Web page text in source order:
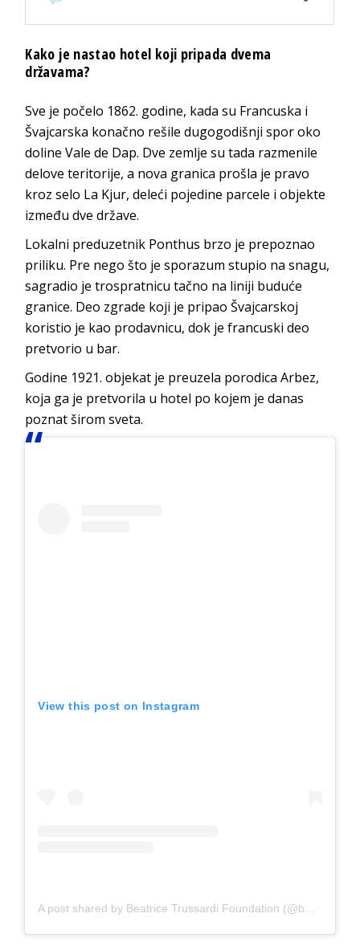
Kako je nastao hotel koji pripada dvema
državama?
Sve je počelo 1862. godine, kada su Francuska i
Švajcarska konačno rešile dugogodišnji spor oko
doline Vale de Dap. Dve zemlje su tada razmenile
delove teritorije, a nova granica prošla je pravo
kroz selo La Kjur, deleći pojedine parcele i objekte
između dve države.
Lokalni preduzetnik Ponthus brzo je prepoznao
priliku. Pre nego što je sporazum stupio na snagu,
sagradio je trospratnicu tačno na liniji buduće
granice. Deo zgrade koji je pripao Švajcarskoj
koristio je kao prodavnicu, dok je francuski deo
pretvorio u bar.
Godine 1921. objekat je preuzela porodica Arbez,
koja ga je pretvorila u hotel po kojem je danas
poznat širom sveta.
View this post on Instagram